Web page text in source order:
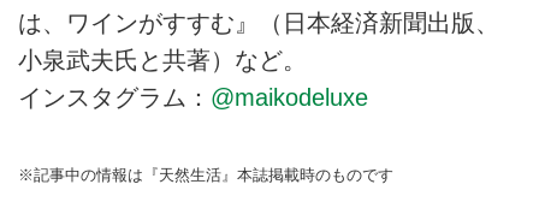
は、ワインがすすむ』（日本経済新聞出版、
小泉武夫氏と共著）など。
インスタグラム： @maikodeluxe
※記事中の情報は『天然生活』本誌掲載時のものです